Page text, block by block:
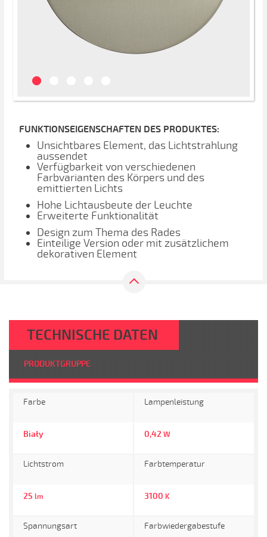
FUNKTIONSEIGENSCHAFTEN DES PRODUKTES:
Unsichtbares Element, das Lichtstrahlung
aussendet
Verfügbarkeit von verschiedenen
Farbvarianten des Körpers und des
emittierten Lichts
Hohe Lichtausbeute der Leuchte
Erweiterte Funktionalität
Design zum Thema des Rades
Einteilige Version oder mit zusätzlichem
dekorativen Element
TECHNISCHE DATEN
PRODUKTGRUPPE
Farbe
Biały
Lampenleistung
0,42 W
Lichtstrom
25 lm
Farbtemperatur
3100 K
Spannungsart Farbwiedergabestufe